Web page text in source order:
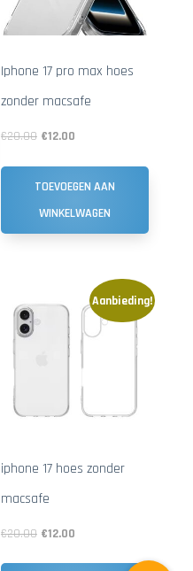
Iphone 17 pro max hoes
zonder macsafe
€20.00 €12.00
TOEVOEGEN AAN
WINKELWAGEN
Aanbieding!
iphone 17 hoes zonder
macsafe
€20.00 €12.00